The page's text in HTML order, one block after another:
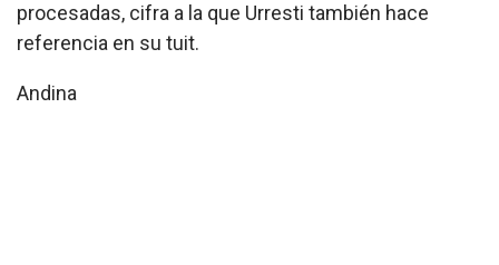
procesadas, cifra a la que Urresti también hace
referencia en su tuit.
Andina